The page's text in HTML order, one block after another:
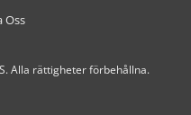
Oss
Alla rättigheter förbehållna.